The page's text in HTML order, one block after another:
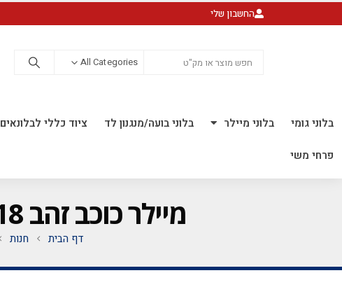
החשבון שלי
All Categories
בלוני גומי בלוני מיילר בלוני בועה/מנגנון לד ציוד כללי לבלונאים
פרחי משי
מיילר כוכב זהב 18 אינץ' *מגיע בסיטונאות חבילה של 5 יח'*
דף הבית חנות